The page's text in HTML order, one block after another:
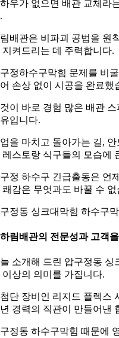
우가 없으면 배관 교체라
배관은 비파괴 공법을 원
지켜드리는 데 주력합니다.
정하수구막힘 문제를 비
손상 없이 시공을 완료했
이 바로 경험 많은 배관
입니다.
을 마치고 돌아가는 길,
레스토랑 식구들의 모습에
정 하수구 긴급출동은 언
쾌감은 무엇과도 바꿀 수 없
정동 싱크대막힘 하수구
림배관의 전문성과 고객
소개해 드린 압구정동 싱
이상의 의미를 가집니다.
단 장비인 리지드 플렉스
경력의 직관이 만들어낸
정동 하수구막힘 때문에